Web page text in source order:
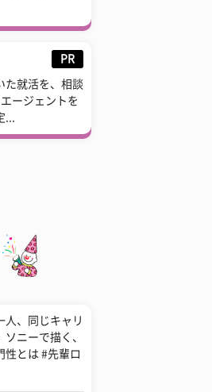
PR
た就活を、相談
ージェントを
人、同じキャリ
ニーで描く、
性とは #先輩ロ